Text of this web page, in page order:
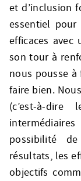
et d’inclusion
essentiel
efficaces avec
son tour à
nous pousse
faire bien.
(c’est-à-
possibilité
résultats, les
objectifs